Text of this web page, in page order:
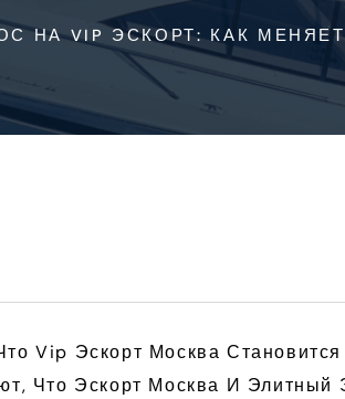
НА VIP ЭСКОРТ: КАК
Эскорт Москва Становится
Что Эскорт Москва И Элитный